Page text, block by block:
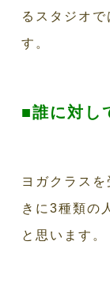
るスタジオ
す。
■誰に対し
ヨガクラス
きに3種類の
と思います。